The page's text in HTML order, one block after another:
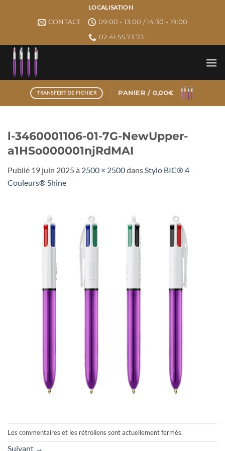
LOCALISATION
CONTACT
09:00 - 13:00 / 14:30 - 19:00
02 41 55 73 73
TRANSFERT DE FICHIER PANIER / 0,00€
l-3460001106-01-7G-NewUpper-
a1HSo000001njRdMAI
Publié 19 juin 2025à 2500 × 2500dansStylo BIC® 4
Couleurs® Shine
Les commentaires et les rétroliens sont actuellement fermés.
Suivant →